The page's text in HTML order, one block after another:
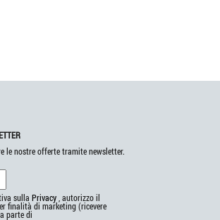
le nostre offerte tramite newsletter.
sulla Privacy , autorizzo il
finalità di marketing (ricevere
parte di